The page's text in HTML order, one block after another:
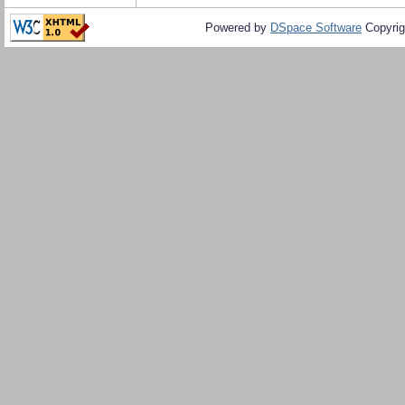
Powered by DSpace Software